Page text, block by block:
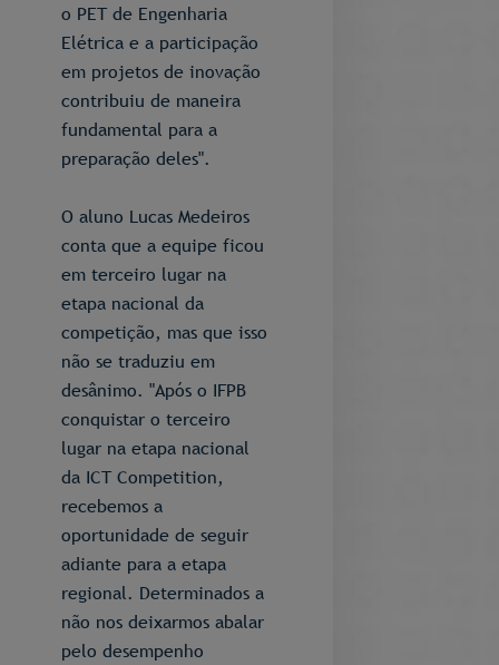
o PET de Engenharia
Elétrica e a participação
em projetos de inovação
contribuiu de maneira
fundamental para a
preparação deles".
O aluno Lucas Medeiros
conta que a equipe ficou
em terceiro lugar na
etapa nacional da
competição, mas que isso
não se traduziu em
desânimo. "Após o IFPB
conquistar o terceiro
lugar na etapa nacional
da ICT Competition,
recebemos a
oportunidade de seguir
adiante para a etapa
regional. Determinados a
não nos deixarmos abalar
pelo desempenho